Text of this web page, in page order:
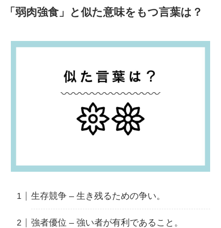
「弱肉強食」と似た意味をもつ言葉は？
生存競争 – 生き残るための争い。
強者優位 – 強い者が有利であること。